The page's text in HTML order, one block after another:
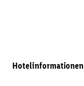
Hotelinformationen